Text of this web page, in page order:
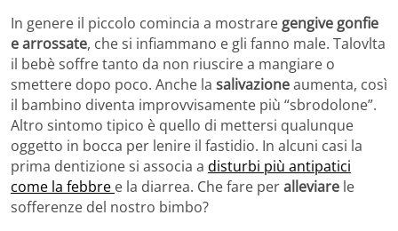
In genere il piccolo comincia a mostrare gengive gonfie
e arrossate, che si infiammano e gli fanno male. Talovlta
il bebè soffre tanto da non riuscire a mangiare o
smettere dopo poco. Anche la salivazioneaumenta, così
il bambino diventa improvvisamente più “sbrodolone”.
Altro sintomo tipico è quello di mettersi qualunque
oggetto in bocca per lenire il fastidio. In alcuni casi la
prima dentizione si associa a disturbi più antipatici
come la febbre e la diarrea. Che fare peralleviare le
sofferenze del nostro bimbo?